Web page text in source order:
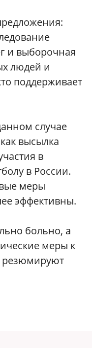
и выборочная
людей и
поддерживает
случае
высылка
в
в России.
меры
эффективны.
больно, а
меры к
резюмируют